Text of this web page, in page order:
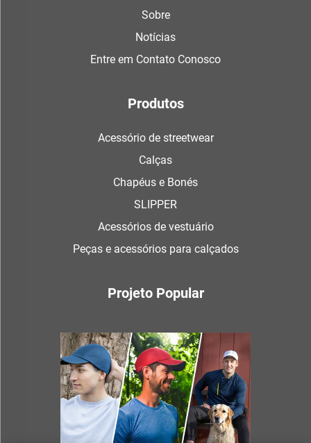
Sobre
Notícias
Entre em Contato Conosco
Produtos
Acessório de streetwear
Calças
Chapéus e Bonés
SLIPPER
Acessórios de vestuário
Peças e acessórios para calçados
Projeto Popular